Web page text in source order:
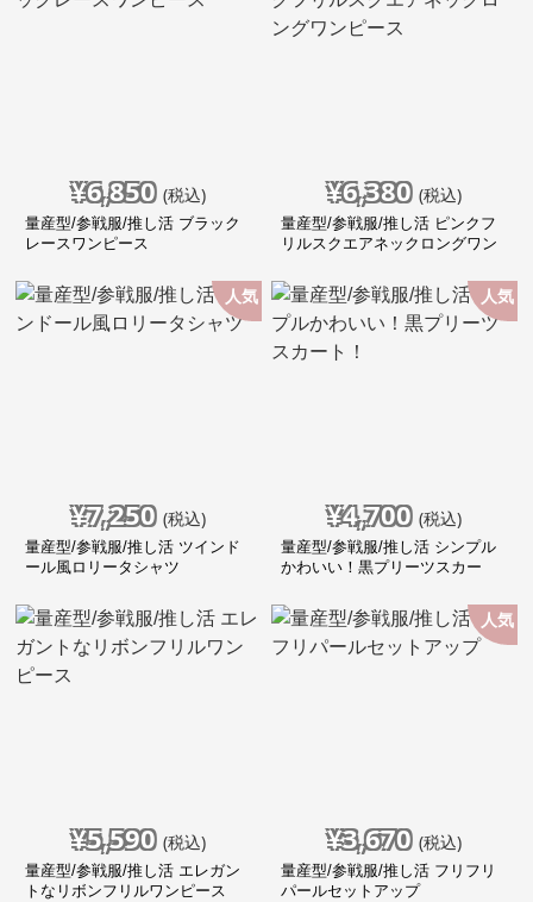
¥6,850 (税込)
量産型/参戦服/推し活 ブラック
レースワンピース
¥6,380 (税込)
量産型/参戦服/推し活 ピンクフ
リルスクエアネックロングワン
人気
¥7,250 (税込)
量産型/参戦服/推し活 ツインド
ール風ロリータシャツ
人気
¥4,700 (税込)
量産型/参戦服/推し活 シンプル
かわいい！黒プリーツスカー
¥5,590 (税込)
量産型/参戦服/推し活 エレガン
トなリボンフリルワンピース
人気
¥3,670 (税込)
量産型/参戦服/推し活 フリフリ
パールセットアップ